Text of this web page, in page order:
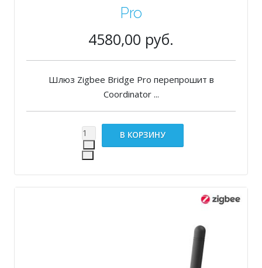
Pro
4580,00 руб.
Шлюз Zigbee Bridge Pro перепрошит в
Coordinator ...